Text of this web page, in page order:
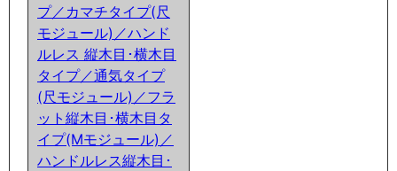
プ／カマチタイプ(尺
モジュール)／ハンド
ルレス 縦木目･横木目
タイプ／通気タイプ
(尺モジュール)／フラ
ット縦木目･横木目タ
イプ(Mモジュール)／
ハンドルレス縦木目･